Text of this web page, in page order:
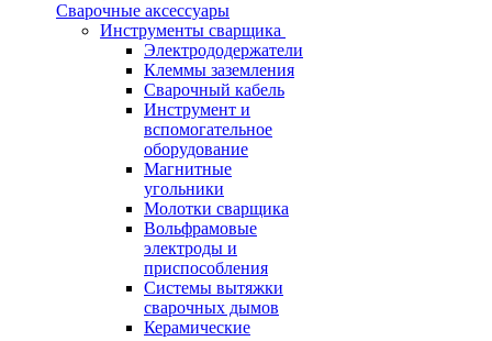
Сварочные аксессуары
Инструменты сварщика
Электрододержатели
Клеммы заземления
Сварочный кабель
Инструмент и
вспомогательное
оборудование
Магнитные
угольники
Молотки сварщика
Вольфрамовые
электроды и
приспособления
Системы вытяжки
сварочных дымов
Керамические